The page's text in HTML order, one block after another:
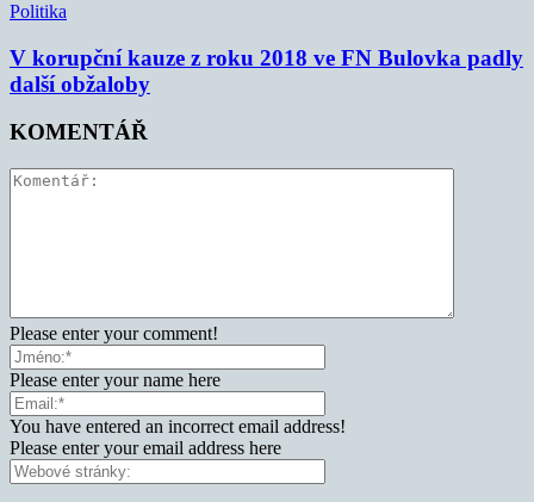
Politika
V korupční kauze z roku 2018 ve FN Bulovka padly
další obžaloby
KOMENTÁŘ
Please enter your comment!
Please enter your name here
You have entered an incorrect email address!
Please enter your email address here